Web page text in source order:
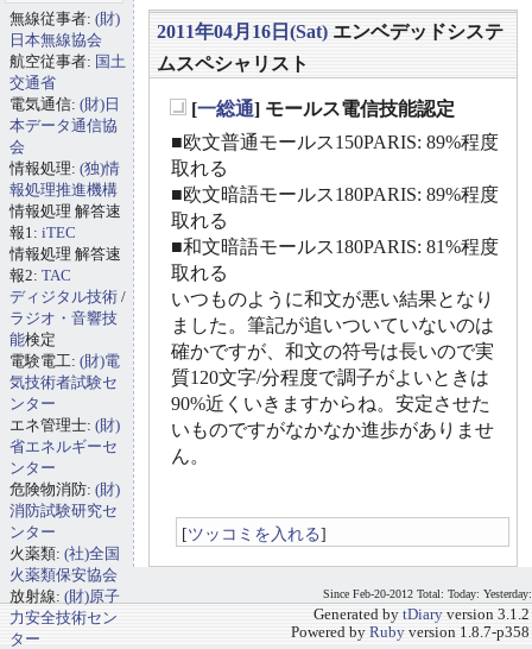
2011年04月16日(Sat) エンベデッドシステ
ムスペシャリスト
[一総通] モールス電信技能認定
■欧文普通モールス150PARIS: 89%程度
取れる
■欧文暗語モールス180PARIS: 89%程度
取れる
■和文暗語モールス180PARIS: 81%程度
取れる
いつものように和文が悪い結果となり
ました。筆記が追いついていないのは
確かですが、和文の符号は長いので実
質120文字/分程度で調子がよいときは
90%近くいきますからね。安定させた
いものですがなかなか進歩がありませ
ん。
[ツッコミを入れる]
無線従事者: (財)
日本無線協会
航空従事者: 国土
交通省
電気通信: (財)日
本データ通信協
会
情報処理: (独)情
報処理推進機構
情報処理 解答速
報1: iTEC
情報処理 解答速
報2: TAC
ディジタル技術 /
ラジオ・音響技
能検定
電験電工: (財)電
気技術者試験セ
ンター
エネ管理士: (財)
省エネルギーセ
ンター
危険物消防: (財)
消防試験研究セ
ンター
火薬類: (社)全国
火薬類保安協会
放射線: (財)原子
力安全技術セン
ター
Since Feb-20-2012 Total: Today: Yesterday:
Generated by tDiary version 3.1.2
Powered by Ruby version 1.8.7-p358